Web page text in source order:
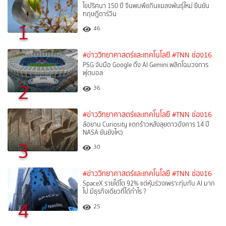
1
ไขปริศนา 150 ปี จีนพบพืชกินแมลงพันธุ์ใหม่ ยืนยัน
ทฤษฎีดาร์วิน
46
2
#ข่าววิทยาศาสตร์และเทคโนโลยี #TNN ช่อง16
PSG จับมือ Google ดึง AI Gemini พลิกโฉมวงการ
ฟุตบอล
36
3
#ข่าววิทยาศาสตร์และเทคโนโลยี #TNN ช่อง16
ล้อยาน Curiosity แตกร้าวหลังลุยดาวอังคาร 14 ปี
NASA ยันยังไหว
30
4
#ข่าววิทยาศาสตร์และเทคโนโลยี #TNN ช่อง16
SpaceX รายได้โต 92% แต่หุ้นร่วงเพราะทุ่มกับ AI มาก
ไป มีธุรกิจเดียวที่ได้กำไร ?
25